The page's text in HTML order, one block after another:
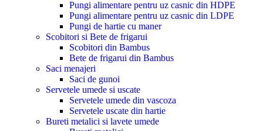
Pungi alimentare pentru uz casnic din HDPE
Pungi alimentare pentru uz casnic din LDPE
Pungi de hartie cu maner
Scobitori si Bete de frigarui
Scobitori din Bambus
Bete de frigarui din Bambus
Saci menajeri
Saci de gunoi
Servetele umede si uscate
Servetele umede din vascoza
Servetele uscate din hartie
Bureti metalici si lavete umede